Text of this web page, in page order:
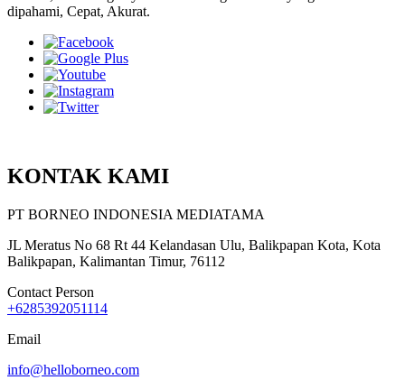
dipahami, Cepat, Akurat.
KONTAK KAMI
PT BORNEO INDONESIA MEDIATAMA
JL Meratus No 68 Rt 44 Kelandasan Ulu, Balikpapan Kota, Kota
Balikpapan, Kalimantan Timur, 76112
Contact Person
+6285392051114
Email
info@helloborneo.com